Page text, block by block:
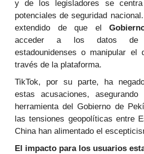
y de los legisladores se
potenciales de seguridad
extendido de que el
acceder a los datos de
estadounidenses o manipular el
través de la plataforma.
TikTok, por su parte, ha
estas acusaciones,
herramienta del Gobierno de
las tensiones geopolíticas entre
China han alimentado el
El impacto para los usuarios